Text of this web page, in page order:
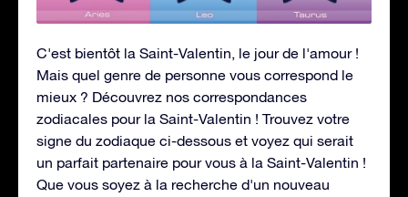
C'est bientôt la Saint-Valentin, le jour de l'amour !
Mais quel genre de personne vous correspond le
mieux ? Découvrez nos correspondances
zodiacales pour la Saint-Valentin ! Trouvez votre
signe du zodiaque ci-dessous et voyez qui serait
un parfait partenaire pour vous à la Saint-Valentin !
Que vous soyez à la recherche d'un nouveau